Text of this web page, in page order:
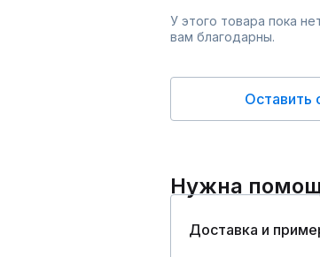
У этого товара пока
вам благодарны.
Оставить
Нужна
Доставка и